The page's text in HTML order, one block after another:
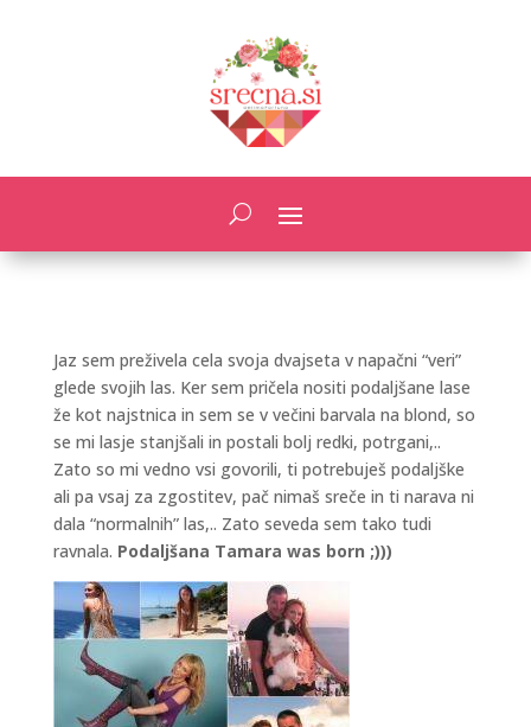
Jaz sem preživela cela svoja dvajseta v napačni “veri”
glede svojih las. Ker sem pričela nositi podaljšane lase
že kot najstnica in sem se v večini barvala na blond, so
se mi lasje stanjšali in postali bolj redki, potrgani,..
Zato so mi vedno vsi govorili, ti potrebuješ podaljške
ali pa vsaj za zgostitev, pač nimaš sreče in ti narava ni
dala “normalnih” las,.. Zato seveda sem tako tudi
ravnala. Podaljšana Tamara was born ;)))